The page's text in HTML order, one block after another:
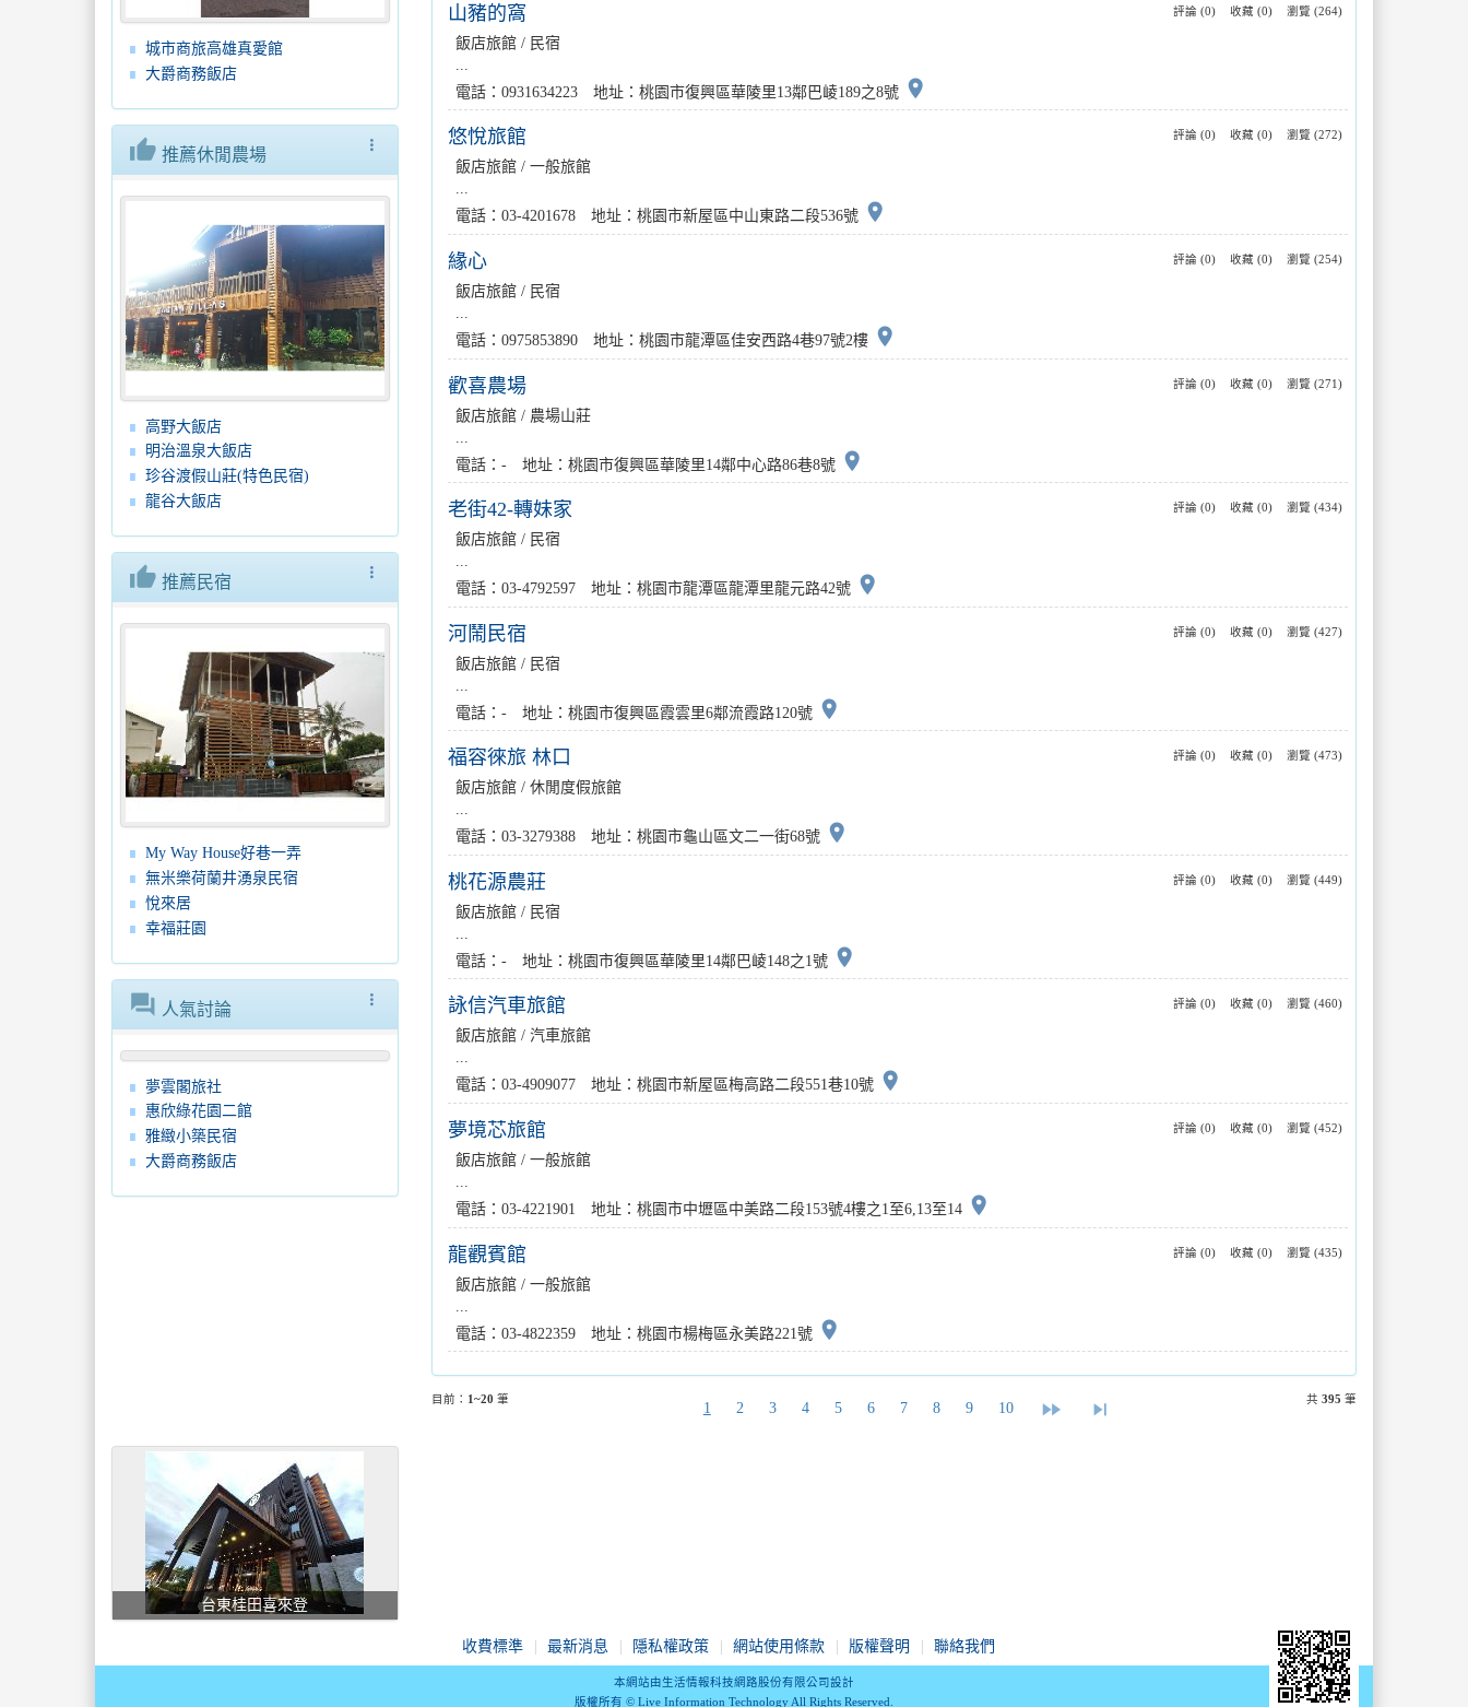
城市商旅高雄真愛館
大爵商務飯店
more_vert
thumb_up 推薦休閒農場
高野大飯店
明治溫泉大飯店
珍谷渡假山莊(特色民宿)
龍谷大飯店
more_vert
thumb_up 推薦民宿
My Way House好巷一弄
無米樂荷蘭井湧泉民宿
悅來居
幸福莊園
more_vert
forum 人氣討論
夢雲閣旅社
惠欣綠花園二館
雅緻小築民宿
大爵商務飯店
評論 (0) 收藏 (0) 瀏覽 (264)
山豬的窩
飯店旅館 / 民宿
電話：0931634223 地址：桃園市復興區華陵里13鄰巴崚189之8號 place
評論 (0) 收藏 (0) 瀏覽 (272)
悠悅旅館
飯店旅館 / 一般旅館
...
電話：03-4201678 地址：桃園市新屋區中山東路二段536號 place
評論 (0) 收藏 (0) 瀏覽 (254)
緣心
飯店旅館 / 民宿
電話：0975853890 地址：桃園市龍潭區佳安西路4巷97號2樓 place
評論 (0) 收藏 (0) 瀏覽 (271)
歡喜農場
飯店旅館 / 農場山莊
電話：- 地址：桃園市復興區華陵里14鄰中心路86巷8號 place
評論 (0) 收藏 (0) 瀏覽 (434)
老街42-轉妹家
飯店旅館 / 民宿
...
電話：03-4792597 地址：桃園市龍潭區龍潭里龍元路42號 place
評論 (0) 收藏 (0) 瀏覽 (427)
河鬧民宿
飯店旅館 / 民宿
電話：- 地址：桃園市復興區霞雲里6鄰流霞路120號 place
評論 (0) 收藏 (0) 瀏覽 (473)
福容徠旅 林口
飯店旅館 / 休閒度假旅館
...
電話：03-3279388 地址：桃園市龜山區文二一街68號 place
評論 (0) 收藏 (0) 瀏覽 (449)
桃花源農莊
飯店旅館 / 民宿
電話：- 地址：桃園市復興區華陵里14鄰巴崚148之1號 place
評論 (0) 收藏 (0) 瀏覽 (460)
詠信汽車旅館
飯店旅館 / 汽車旅館
...
電話：03-4909077 地址：桃園市新屋區梅高路二段551巷10號 place
評論 (0) 收藏 (0) 瀏覽 (452)
夢境芯旅館
飯店旅館 / 一般旅館
...
電話：03-4221901 地址：桃園市中壢區中美路二段153號4樓之1至6,13至14 place
評論 (0) 收藏 (0) 瀏覽 (435)
龍觀賓館
飯店旅館 / 一般旅館
電話：03-4822359 地址：桃園市楊梅區永美路221號 place
目前： 1~20 筆
1 2 3 4 5 6 7 8 9 10 fast_forward skip_next 共 395 筆
台東桂田喜來登
收費標準 最新消息 隱私權政策 網站使用條款 版權聲明 聯絡我們
本網站由生活情報科技網路股份有限公司設計
版權所有 © Live Information Technology All Rights Reserved.